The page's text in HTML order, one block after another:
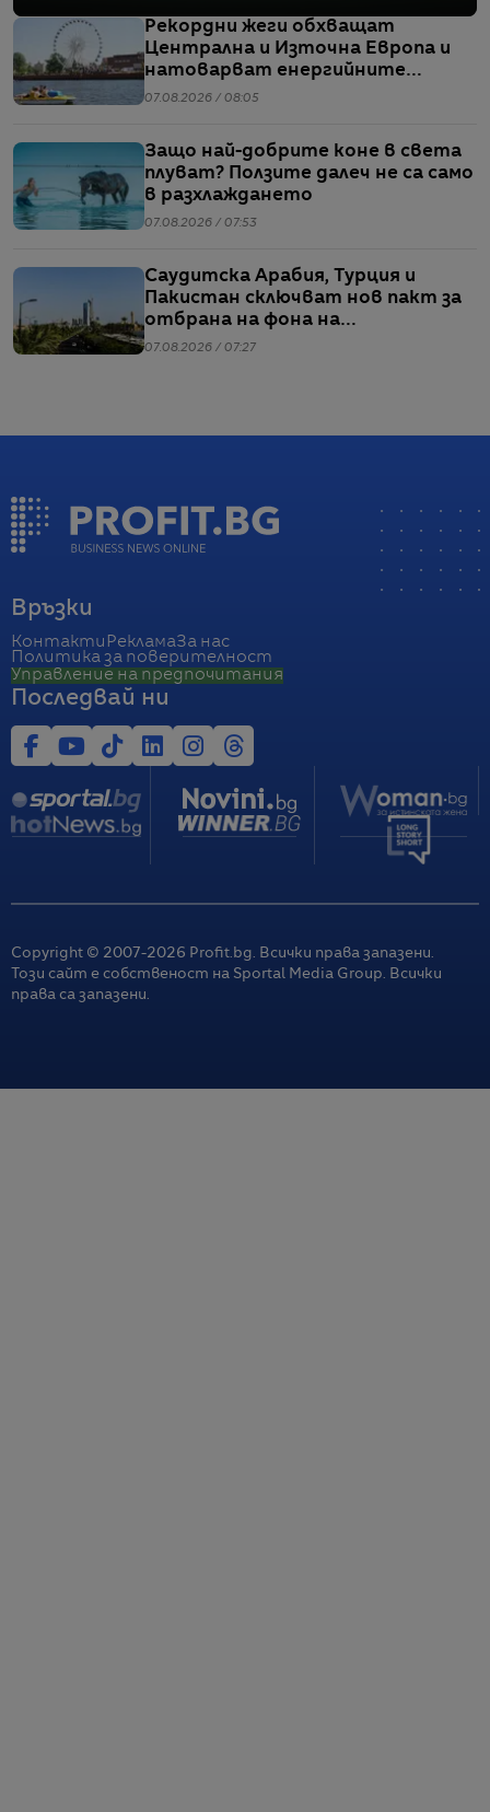
Рекордни жеги обхващат
Централна и Източна Европа и
натоварват енергийните
системи
07.08.2026 / 08:05
Защо най-добрите коне в света
плуват? Ползите далеч не са само
в разхлаждането
07.08.2026 / 07:53
Саудитска Арабия, Турция и
Пакистан сключват нов пакт за
отбрана на фона на
напрежението между САЩ и Иран
07.08.2026 / 07:27
Връзки
Контакти РекламаЗа нас
Политика за поверителност
Управление на предпочитания
Последвай ни
Copyright © 2007-2026 Profit.bg. Всички права запазени.
Този сайт е собственост на Sportal Media Group. Всички
права са запазени.